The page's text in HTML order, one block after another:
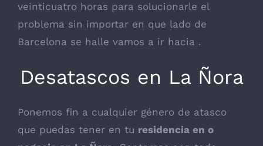
veinticuatro horas para solucionarle el
problema sin importar en que lado de
Barcelona se halle vamos a ir hacia .
Desatascos en La Ñora
Ponemos fin a cualquier género de atasco
que puedas tener en tu residencia en o